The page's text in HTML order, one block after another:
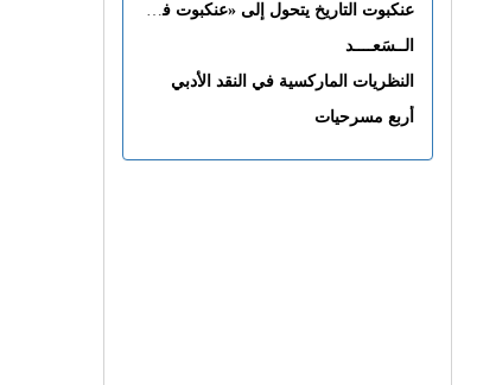
عنكبوت التاريخ يتحول إلى «عنكبوت فى القلب»
الــسَعــــد
النظريات الماركسية في النقد الأدبي
أربع مسرحيات